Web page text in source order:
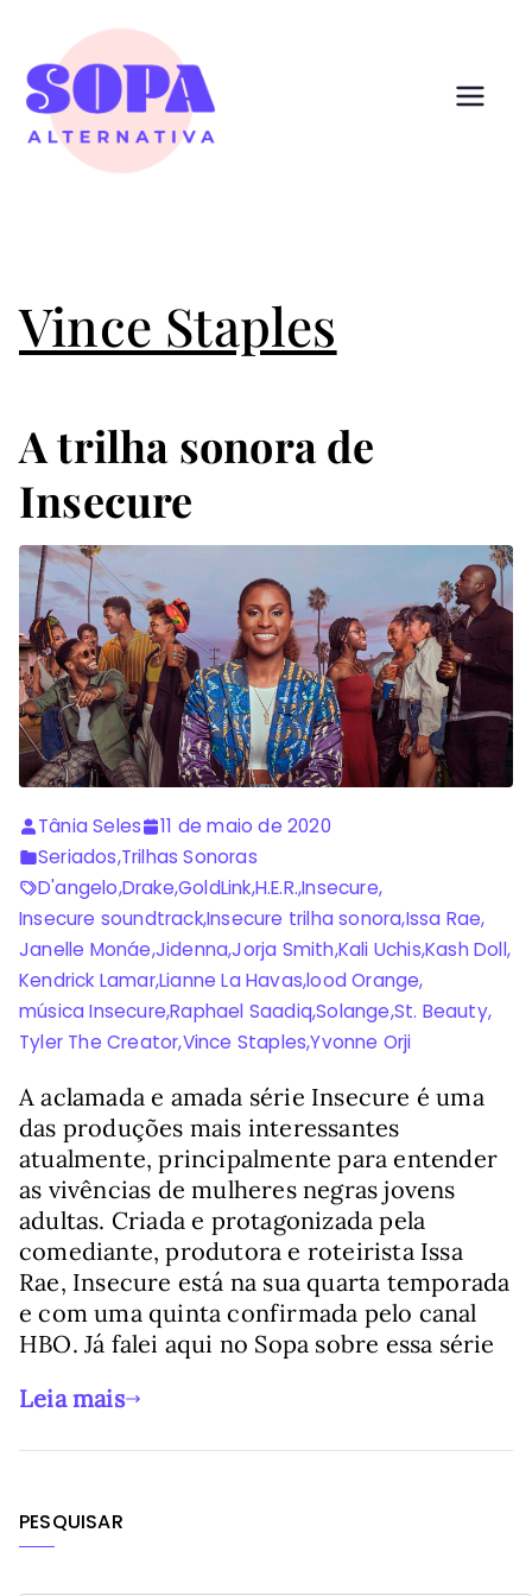
conteúdo
Vince Staples
A trilha sonora de
Insecure
Tânia Seles
11 de maio de 2020
Seriados,Trilhas Sonoras
D'angelo,Drake,GoldLink,H.E.R.,Insecure,
Insecure soundtrack,Insecure trilha sonora,Issa Rae,
Janelle Monáe,Jidenna,Jorja Smith,Kali Uchis,Kash Doll,
Kendrick Lamar,Lianne La Havas,lood Orange,
música Insecure,Raphael Saadiq,Solange,St. Beauty,
Tyler The Creator,Vince Staples,Yvonne Orji
A aclamada e amada série Insecure é uma
das produções mais interessantes
atualmente, principalmente para entender
as vivências de mulheres negras jovens
adultas. Criada e protagonizada pela
comediante, produtora e roteirista Issa
Rae, Insecure está na sua quarta temporada
e com uma quinta confirmada pelo canal
HBO. Já falei aqui no Sopa sobre essa série
Leia mais
PESQUISAR